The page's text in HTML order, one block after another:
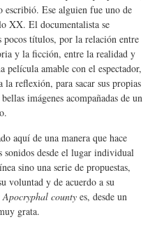
Ese alguien fue uno de
XX. El documentalista se
pocos títulos, por la relación entre
y la ficción, entre la realidad y
película amable con el espectador,
reflexión, para sacar sus propias
imágenes acompañadas de un
aquí de una manera que hace
sonidos desde el lugar individual
sino una serie de propuestas,
voluntad y de acuerdo a su
Apocryphal county es, desde un
grata.